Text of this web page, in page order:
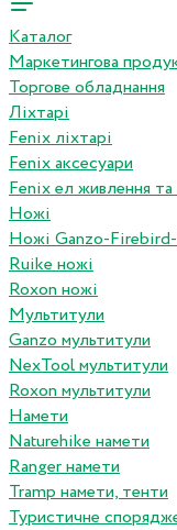
Каталог
Маркетингова
Торгове обладнання
Ліхтарі
Fenix ліхтарі
Fenix аксесуари
Fenix ел живлення та
Ножі
Ножі Ganzo-
Ruike ножі
Roxon ножi
Мультитули
Ganzo мультитули
NexTool мультитули
Roxon мультитули
Намети
Naturehike намети
Ranger намети
Tramp намети, тенти
Туристичне